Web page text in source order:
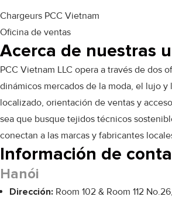
Chargeurs PCC Vietnam
Oficina de ventas
Acerca de nuestras
PCC Vietnam LLC opera a través de dos
dinámicos mercados de la moda, el lujo
localizado, orientación de ventas y
sea que busque tejidos técnicos
conectan a las marcas y fabricantes
Información de
Hanói
Dirección: Room 102 & Room 112